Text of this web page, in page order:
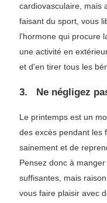
cardiovasculaire, mais
faisant du sport, vous
l'hormone qui procure
une activité en
et d'en tirer tous les
3. Ne négligez
Le printemps est un
des excès pendant les
sainement et de
Pensez donc à
suffisantes, mais
vous faire plaisir avec